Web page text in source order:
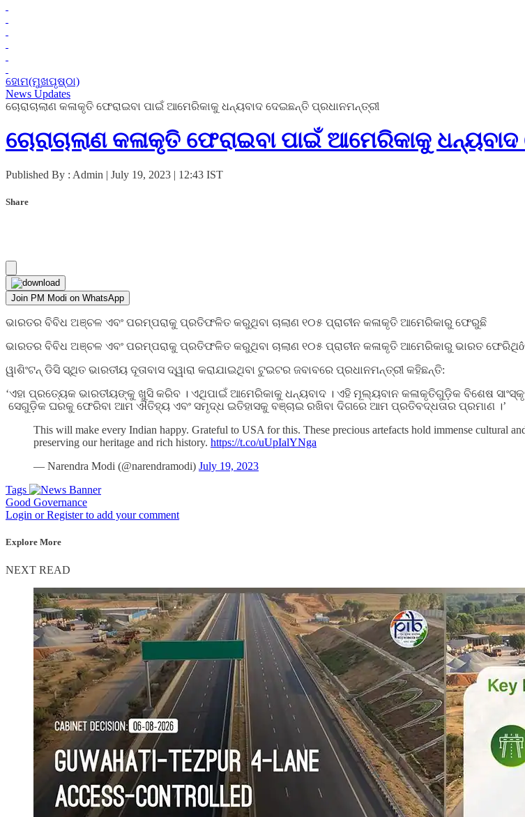
ହୋମ(ମୁଖପୃଷ୍ଠା)
News Updates
ଚୋରାଚାଲାଣ କଳାକୃତି ଫେରାଇବା ପାଇଁ ଆମେରିକାକୁ ଧନ୍ୟବାଦ ଦେଇଛନ୍ତି ପ୍ରଧାନମନ୍ତ୍ରୀ
ଚୋରାଚାଲାଣ କଳାକୃତି ଫେରାଇବା ପାଇଁ ଆମେରିକାକୁ
Published By : Admin | July 19, 2023 | 12:43 IST
Share
Join PM Modi on WhatsApp
ଭାରତର ବିବିଧ ଅଞ୍ଚଳ ଏବଂ ପରମ୍ପରାକୁ ପ୍ରତିଫଳିତ କରୁଥିବା ଚାଲାଣ ୧୦୫ ପ୍ରାଚୀନ କଳାକୃତି ଆମେରିକାରୁ ଫେରୁଛି
ଭାରତର ବିବିଧ ଅଞ୍ଚଳ ଏବଂ ପରମ୍ପରାକୁ ପ୍ରତିଫଳିତ କରୁଥିବା ଚାଲାଣ ୧୦୫ ପ୍ରାଚୀନ କଳାକୃତି ଆମେରିକାରୁ ଭାରତ
ୱାଶିଂଟନ୍ ଡିସି ସ୍ଥିତ ଭାରତୀୟ ଦୂତାବାସ ଦ୍ୱାରା କରାଯାଇଥିବା ଟୁଇଟର ଜବାବରେ ପ୍ରଧାନମନ୍ତ୍ରୀ କହିଛନ୍ତି:
‘ଏହା ପ୍ରତ୍ୟେକ ଭାରତୀୟଙ୍କୁ ଖୁସି କରିବ । ଏଥିପାଇଁ ଆମେରିକାକୁ ଧନ୍ୟବାଦ । ଏହି ମୂଲ୍ୟବାନ କଳାକୃତିଗୁଡ଼ିକ ବିଶେଷ
ସେଗୁଡ଼ିକ ଘରକୁ ଫେରିବା ଆମ ଐତିହ୍ୟ ଏବଂ ସମୃଦ୍ଧ ଇତିହାସକୁ ବଞ୍ଚାଇ ରଖିବା ଦିଗରେ ଆମ ପ୍ରତିବଦ୍ଧତାର ପ୍ରମାଣ ।’
This will make every Indian happy. Grateful to USA for this. These precious artefacts hold immense cultural
preserving our heritage and rich history. https://t.co/uUpIalYNga
— Narendra Modi (@narendramodi) July 19, 2023
Tags
Good Governance
Login or Register to add your comment
Explore More
NEXT READ